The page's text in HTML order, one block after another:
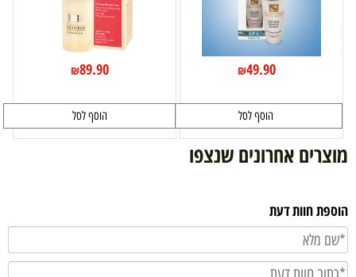
₪49.90
הוסף לסל
₪89.90
הוסף לסל
מוצרים אחרונים שנצפו
הוספת חוות דעת